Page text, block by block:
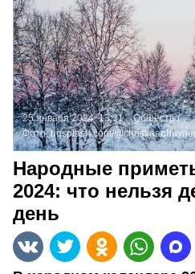
25 января 2024, 13:31
Общество
Фото:unsplash.com/
Народные
2024: что нельзя
день